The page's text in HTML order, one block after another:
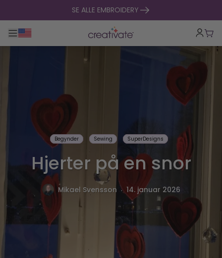
SE ALLE EMBROIDERY
Toggle hovednavigation
Begynder Sewing SuperDesigns
Hjerter på en snor
Mikael Svensson . 14. januar 2026